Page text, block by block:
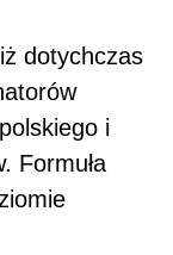
dotychczas
i
Formuła